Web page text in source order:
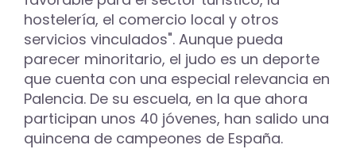
hostelería, el comercio local y otros
servicios vinculados". Aunque pueda
parecer minoritario, el judo es un deporte
que cuenta con una especial relevancia en
Palencia. De su escuela, en la que ahora
participan unos 40 jóvenes, han salido una
quincena de campeones de España.